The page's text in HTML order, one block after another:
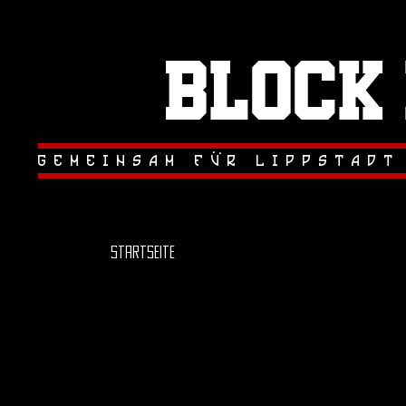
Block
gemeinsam fur
..
Startseite